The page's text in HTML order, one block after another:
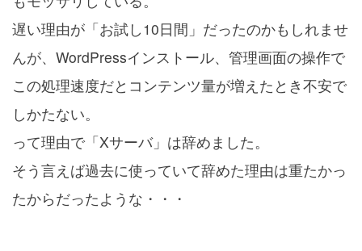
遅い理由が「お試し10日間」だったのかもしれませ
んが、WordPressインストール、管理画面の操作で
この処理速度だとコンテンツ量が増えたとき不安で
しかたない。
って理由で「Xサーバ」は辞めました。
そう言えば過去に使っていて辞めた理由は重たかっ
たからだったような・・・